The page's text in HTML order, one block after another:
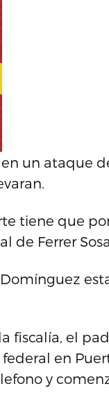
un ataque
tiene que
de Ferrer
fiscalía, el
en
y